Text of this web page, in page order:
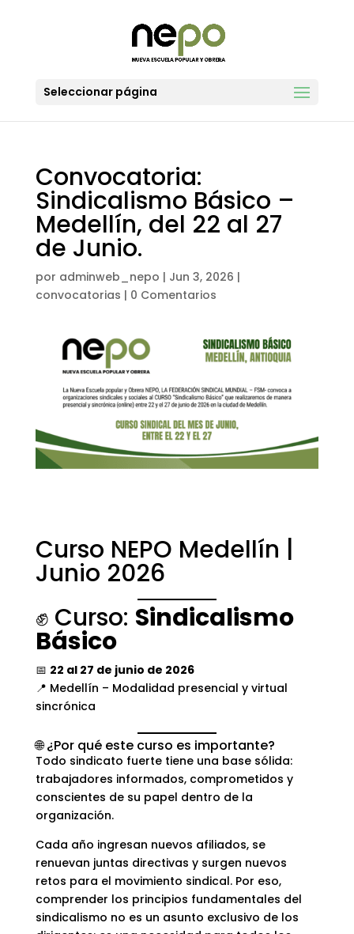
Seleccionar página
Convocatoria:
Sindicalismo Básico –
Medellín, del 22 al 27
de Junio.
por adminweb_nepo | Jun 3, 2026 |
convocatorias | 0 Comentarios
Curso NEPO Medellín |
Junio 2026
✊ Curso: Sindicalismo
Básico
📅 22 al 27 de junio de 2026
📍 Medellín – Modalidad presencial y virtual
sincrónica
🌐 ¿Por qué este curso es importante?
Todo sindicato fuerte tiene una base sólida:
trabajadores informados, comprometidos y
conscientes de su papel dentro de la
organización.
Cada año ingresan nuevos afiliados, se
renuevan juntas directivas y surgen nuevos
retos para el movimiento sindical. Por eso,
comprender los principios fundamentales del
sindicalismo no es un asunto exclusivo de los